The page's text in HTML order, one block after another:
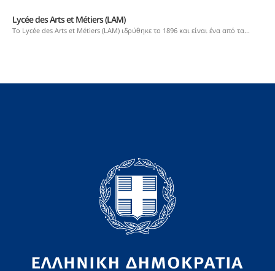
Lycée des Arts et Métiers (LAM)
Το Lycée des Arts et Métiers (LAM) ιδρύθηκε το 1896 και είναι ένα από τα...